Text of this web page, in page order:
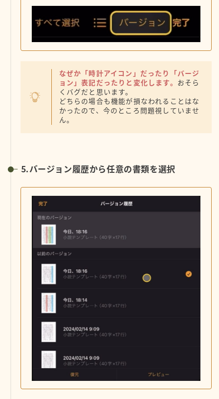
なぜか「時計アイコン」だったり「バージ
ョン」表記だったりと変化します。 おそら
くバグだと思います。
どちらの場合も機能が損なわれることはな
かったので、今のところ問題視していませ
ん。
⒌バージョン履歴から任意の書類を選択